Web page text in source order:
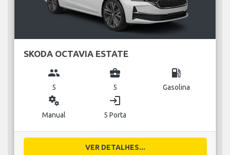
SKODA OCTAVIA ESTATE
group
5
business_center
5
local_gas_station
Gasolina
miscellaneous_services
Manual
login
5 Porta
VER DETALHES...